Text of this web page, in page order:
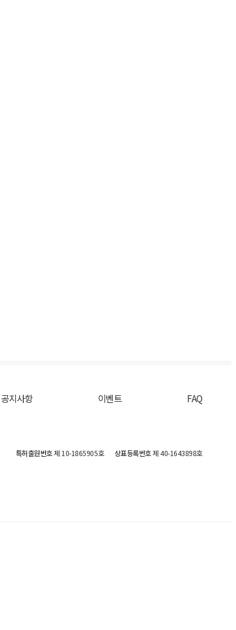
공지사항 이벤트 FAQ
특허출원번호제 10-1865905호 상표등록번호제 40-1643898호